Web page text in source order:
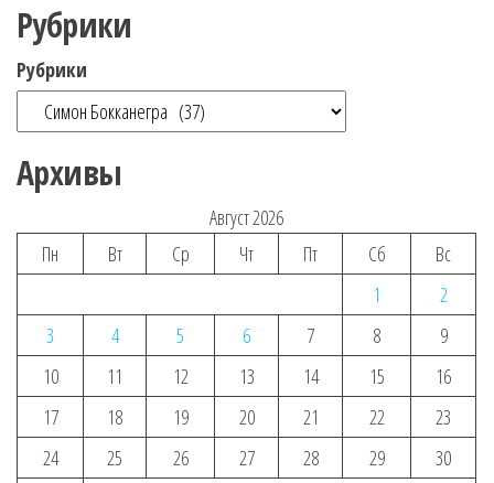
Рубрики
Рубрики
Архивы
Август 2026
Пн
Вт Ср Чт Пт Сб
Вс
1
2
3
4 5 6 7 8
9
10
11 12 13 14 15
16
17
18 19 20 21 22
23
24
25 26 27 28 29
30